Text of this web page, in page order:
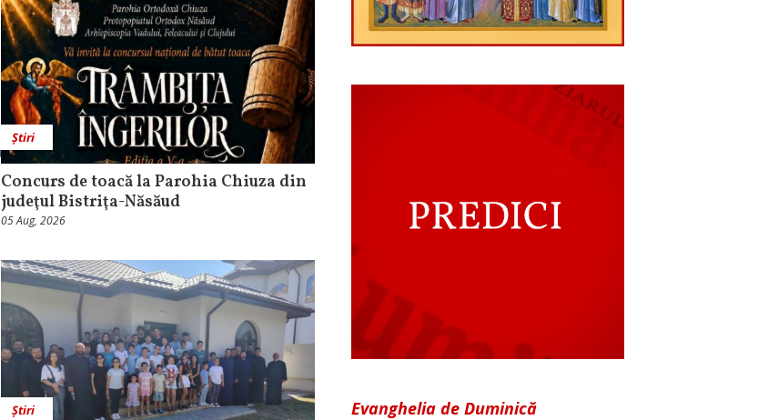
Știri
​Concurs de toacă la Parohia Chiuza din
judeţul Bistriţa-Năsăud
05 Aug, 2026
Știri Evanghelia de Duminică